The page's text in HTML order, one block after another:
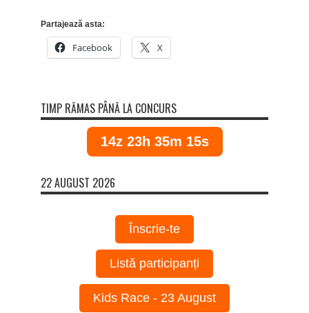
Partajează asta:
Facebook X
TIMP RĂMAS PÂNĂ LA CONCURS
14z 23h 35m 14s
22 AUGUST 2026
Înscrie-te
Listă participanți
Kids Race - 23 August